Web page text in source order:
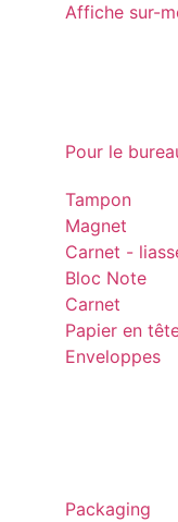
Affiche sur-
Pour le
Tampon
Magnet
Carnet -
Bloc Note
Carnet
Papier en
Enveloppes
Packaging